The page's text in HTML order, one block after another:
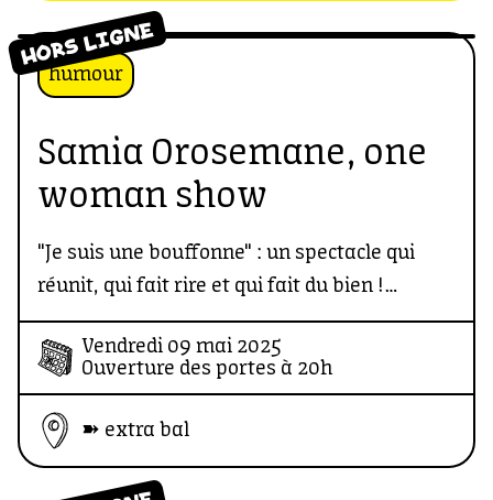
HORS LIGNE
humour
Samia Orosemane, one
woman show
"Je suis une bouffonne" : un spectacle qui
réunit, qui fait rire et qui fait du bien !
Samia Orosemane c'est une humoriste pas
comme les autres, qui casse les codes, brise
les barrières et réunit toutes les générations
autour d’un rire bienveillant et
communicatif. Avec son énergie contagieuse,
Vendredi 09 mai 2025
Ouverture des portes à 20h
➽ extra bal